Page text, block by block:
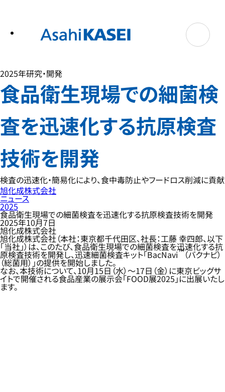
2025年研究・開発
食品衛生現場での細菌検
査を迅速化する抗原検査
技術を開発
検査の迅速化・簡易化により、食中毒防止やフードロス削減に貢献
旭化成株式会社
ニュース
2025
食品衛生現場での細菌検査を迅速化する抗原検査技術を開発
2025年10月7日
旭化成株式会社
旭化成株式会社（本社：東京都千代田区、社長：工藤 幸四郎、以下
「当社」）は、このたび、食品衛生現場での細菌検査を迅速化する抗
原検査技術を開発し、迅速細菌検査キット「BacNavi™（バクナビ）
（総菌用）」の提供を開始しました。
なお、本技術について、10月15日（水）～17日（金）に東京ビッグサ
イトで開催される食品産業の展示会「FOOD展2025」に出展いたし
ます。